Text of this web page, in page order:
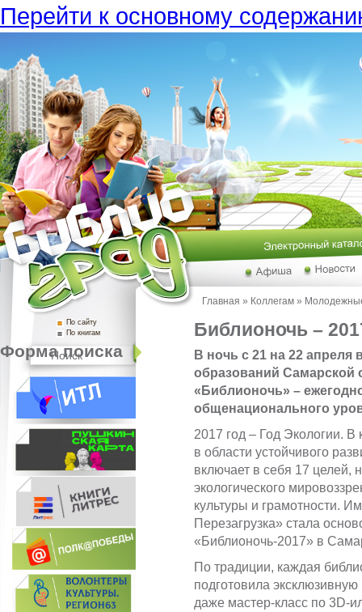
Перейти к основному
Форма поиска
Поиск
По сайту
По книгам
Главная » Коллегам »
Библионочь –
В ночь с 21 на 22
образований Самарской
«Библионочь» –
общенационального
2017 год – Год Экологии. В
в области устойчивого
включает в себя 17
экологического
культуры и грамотности.
Перезагрузка» стала
«Библионочь-2017» в
По традиции, каждая
подготовила
даже мастер-класс по 3D-